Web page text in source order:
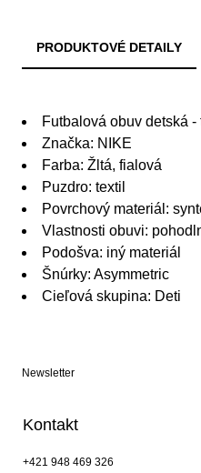
PRODUKTOVÉ DETAILY
Futbalová obuv detská -
Značka: NIKE
Farba: Žltá, fialová
Puzdro: textil
Povrchový materiál:
Vlastnosti obuvi:
Podošva: iný materiál
Šnúrky: Asymmetric
Cieľová skupina: Deti
Newsletter
Kontakt
+421 948 469 326